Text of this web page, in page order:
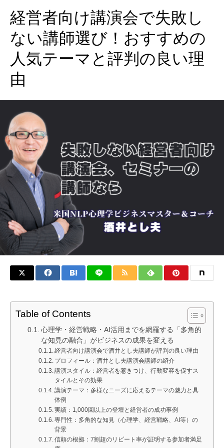
経営者向け講演会で失敗し
ない講師選び！おすすめの
人気テーマと評判の良い理
由
Table of Contents
心理学・経営戦略・AI活用までを網羅する「多角的
な知見の融合」がビジネスの成果を変える
経営者向け講演会で酒井とし夫講師が評判の良い理由
プロフィール：酒井とし夫講演会講師の紹介
講演スタイル：経営者を惹きつけ、行動変容を促すス
タイルとその効果
講演テーマ：多様なニーズに応えるテーマの魅力と具
体例
実績：1,000回以上の登壇と経営者の成功事例
専門性：多角的な知見（心理学、経営戦略、AI等）の
背景
信頼の根拠：7割超のリピート率が証明する参加者満足